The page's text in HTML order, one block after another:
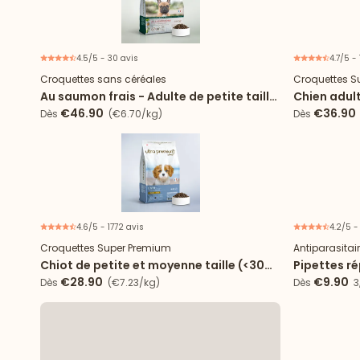
4.5/5 - 30 avis
Croquettes sans céréales
Au saumon frais - Adulte de petite taille
(<10kg)
Dès €46.90 (€6.70/kg)
4.7/5 -
Croquettes
Chien
Dès €36.90
4.6/5 - 1772 avis
Croquettes Super Premium
Chiot de petite et moyenne taille (<30
kg)
Dès €28.90 (€7.23/kg)
3 mois
4.2/5 -
Pipettes
taille (2 à
Dès €9.90